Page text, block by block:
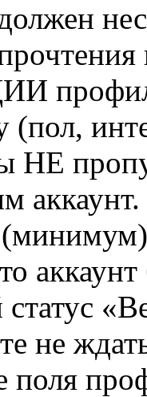
профиль
НЕ
статус
не
поля